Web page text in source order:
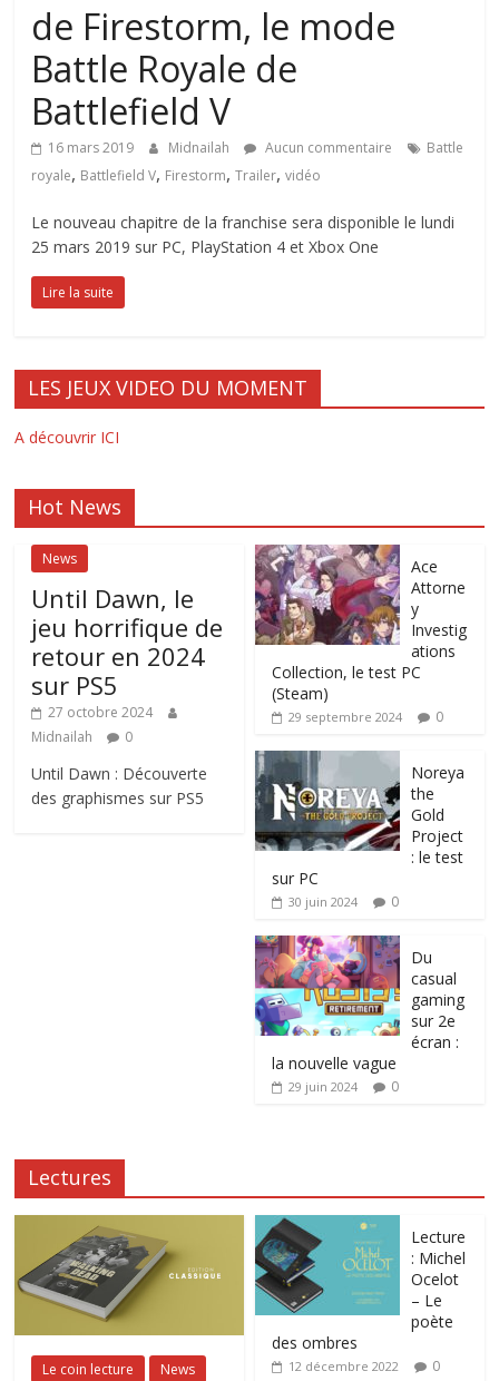
de Firestorm, le mode
Battle Royale de
Battlefield V
16 mars 2019 Midnailah Aucun commentaire
Battle
royale, Battlefield V, Firestorm,Trailer,vidéo
Le nouveau chapitre de la franchise sera disponible le lundi
25 mars 2019 sur PC, PlayStation 4 et Xbox One
Lire la suite
LES JEUX VIDEO DU MOMENT
A découvrir ICI
Hot News
News
Until Dawn, le
jeu horrifique de
retour en 2024
sur PS5
27 octobre 2024
Midnailah
0
Until Dawn : Découverte
des graphismes sur PS5
Ace
Attorne
y
Investig
ations
Collection, le test PC
(Steam)
29 septembre 2024 0
Noreya
the
Gold
Project
: le test
sur PC
30 juin 2024 0
Du
casual
gaming
sur 2e
écran :
la nouvelle vague
29 juin 2024 0
Lectures
Le coin lecture News
Lecture
: Michel
Ocelot
– Le
poète
des ombres
12 décembre 2022 0